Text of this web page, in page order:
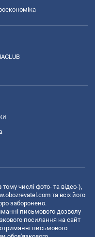
числі фото- та відео-),
та всіх його
заборонено.
письмового дозволу
посилання на сайт
письмового